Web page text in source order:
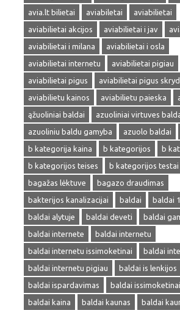
avia.lt bilietai
aviabiletai
aviabilietai
aviabilietai akcijos
aviabilietai i jav
aviabilietai i milana
aviabilietai i osla
aviabilietai internetu
aviabilietai pigiau
aviabilietai pigus
aviabilietai pigus
aviabilietu kainos
aviabilietu paieska
ąžuoliniai baldai
azuoliniai virtuves
azuoliniu baldu gamyba
azuolo baldai
b kategorija kaina
b kategorijos
b
b kategorijos teises
b kategorijos testai
bagažas lėktuve
bagazo draudimas
bakterijos kanalizacijai
baldai baldai 1
baldai alytuje
baldai deveti
baldai
baldai internete
baldai internetu
baldai internetu issimoketinai
baldai
baldai internetu pigiau
baldai is lenkijos
baldai ispardavimas
baldai issimoketinai
baldai kaina
baldai kaunas
baldai